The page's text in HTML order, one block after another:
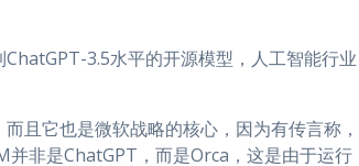
3.5水平的开源模型，人工智能行业
且它也是微软战略的核心，因为有传言称，
非是ChatGPT，而是Orca，这是由于运行